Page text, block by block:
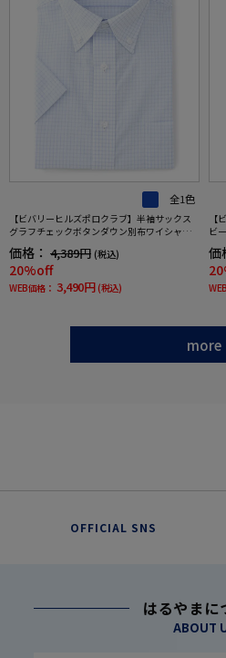
全1色
【ビバリーヒルズポロクラブ】半袖サックス
グラフチェックボタンダウン別布ワイシャツ
価格： 4,389円 (税込)
20%off
WEB価格： 3,490円 (税込)
【
ビ
価
more
OFFICIAL SNS
はるやまに
ABOUT